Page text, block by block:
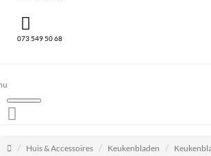
073 549 50 68
homeHuis & Accessoires Keukenbladen